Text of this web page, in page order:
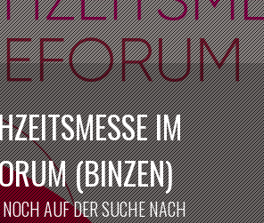
IM
(BINZEN)
AUF DER SUCHE NACH